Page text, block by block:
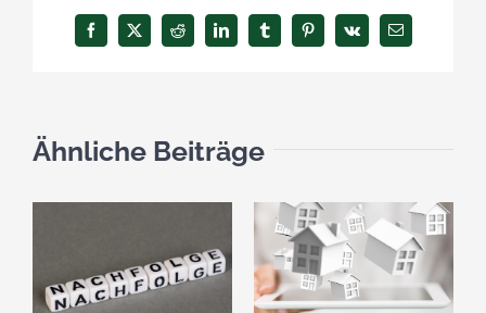
Facebook
X Reddit LinkedInTumblrPinterest
Vk
E-
Mail
Ähnliche Beiträge